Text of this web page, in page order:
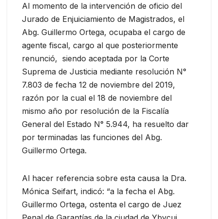
Al momento de la intervención de oficio del
Jurado de Enjuiciamiento de Magistrados, el
Abg. Guillermo Ortega, ocupaba el cargo de
agente fiscal, cargo al que posteriormente
renunció, siendo aceptada por la Corte
Suprema de Justicia mediante resolución N°
7.803 de fecha 12 de noviembre del 2019,
razón por la cual el 18 de noviembre del
mismo año por resolución de la Fiscalía
General del Estado N° 5.944, ha resuelto dar
por terminadas las funciones del Abg.
Guillermo Ortega.
Al hacer referencia sobre esta causa la Dra.
Mónica Seifart, indicó: “a la fecha el Abg.
Guillermo Ortega, ostenta el cargo de Juez